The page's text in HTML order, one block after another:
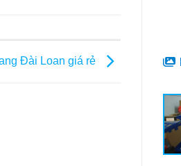
Đài Loan giá rẻ